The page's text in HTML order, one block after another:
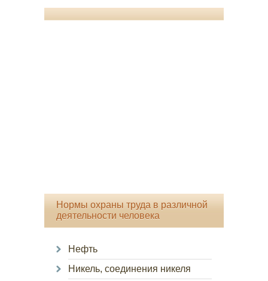
Нормы охраны труда в различной
деятельности человека
Нефть
Никель, соединения никеля